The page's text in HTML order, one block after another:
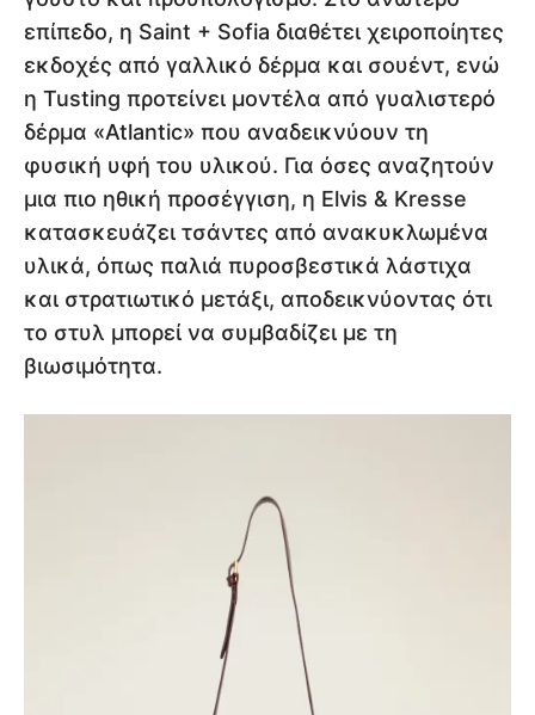
επίπεδο, η Saint + Sofia διαθέτει χειροποίητες
εκδοχές από γαλλικό δέρμα και σουέντ, ενώ
η Tusting προτείνει μοντέλα από γυαλιστερό
δέρμα «Atlantic» που αναδεικνύουν τη
φυσική υφή του υλικού. Για όσες αναζητούν
μια πιο ηθική προσέγγιση, η Elvis & Kresse
κατασκευάζει τσάντες από ανακυκλωμένα
υλικά, όπως παλιά πυροσβεστικά λάστιχα
και στρατιωτικό μετάξι, αποδεικνύοντας ότι
το στυλ μπορεί να συμβαδίζει με τη
βιωσιμότητα.